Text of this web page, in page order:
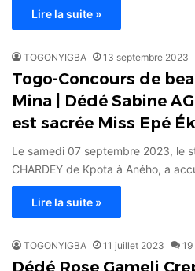
Lire la suite »
TOGONYIGBA 13 septembre 2023
Togo-Concours de
Mina | Dédé Sabine
est sacrée Miss Epé
Le samedi 07 septembre 2023, le
CHARDEY de Kpota à Aného, a
Lire la suite »
TOGONYIGBA 11 juillet 2023 19
Dédé Rose Gameli